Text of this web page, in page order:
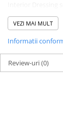
pentruutilizare
detailing
Hrănește și
Finisaj satinat
VEZI MAI MULT
Informatii
Review-uri(0)